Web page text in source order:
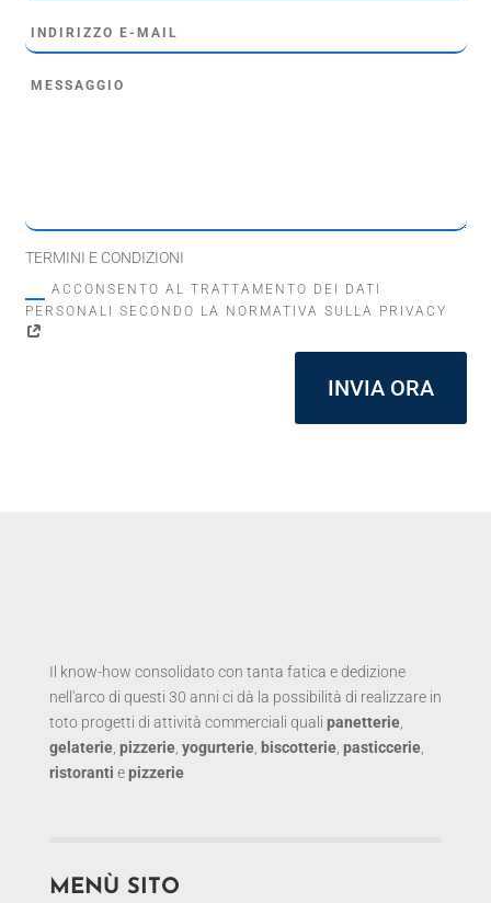
TERMINI E CONDIZIONI
ACCONSENTO AL TRATTAMENTO DEI DATI
PERSONALI SECONDO LA NORMATIVA SULLA PRIVACY
INVIA ORA
Il know-how consolidato con tanta fatica e dedizione
nell'arco di questi 30 anni ci dà la possibilità di realizzare in
toto progetti di attività commerciali quali panetterie,
gelaterie, pizzerie, yogurterie, biscotterie, pasticcerie,
ristoranti epizzerie
MENÙ SITO